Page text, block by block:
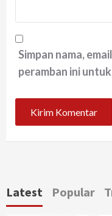
Simpan nama,
peramban ini
Latest Popular